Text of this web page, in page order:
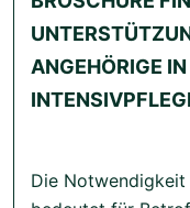
ANGEHÖRIGE
NTENSIVPFLEGE
Die